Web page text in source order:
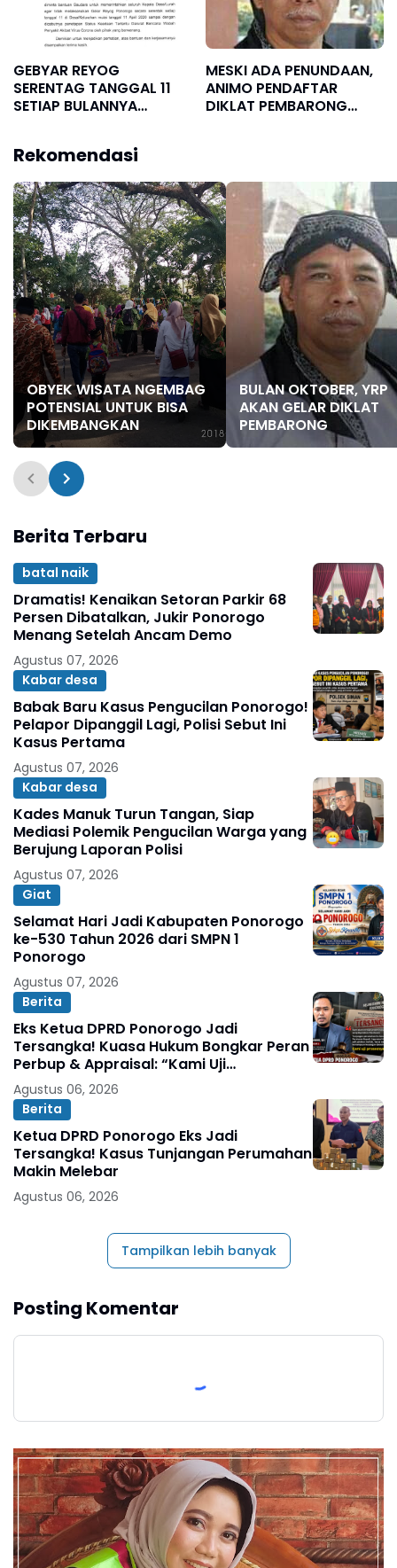
GEBYAR REYOG
SERENTAG TANGGAL 11
SETIAP BULANNYA
MESKI ADA PENUNDAAN,
ANIMO PENDAFTAR
DIKLAT PEMBARONG
Rekomendasi
OBYEK WISATA NGEMBAG
POTENSIAL UNTUK BISA
DIKEMBANGKAN
BULAN OKTOBER, YRP
AKAN GELAR DIKLAT
PEMBARONG
Berita Terbaru
batal naik
Dramatis! Kenaikan Setoran Parkir 68
Persen Dibatalkan, Jukir Ponorogo
Menang Setelah Ancam Demo
Agustus 07, 2026
Kabar desa
Babak Baru Kasus Pengucilan Ponorogo!
Pelapor Dipanggil Lagi, Polisi Sebut Ini
Kasus Pertama
Agustus 07, 2026
Kabar desa
Kades Manuk Turun Tangan, Siap
Mediasi Polemik Pengucilan Warga yang
Berujung Laporan Polisi
Agustus 07, 2026
Giat
Selamat Hari Jadi Kabupaten Ponorogo
ke-530 Tahun 2026 dari SMPN 1
Ponorogo
Agustus 07, 2026
Berita
Eks Ketua DPRD Ponorogo Jadi
Tersangka! Kuasa Hukum Bongkar Peran
Perbup & Appraisal: “Kami Uji
Prosesnya”
Agustus 06, 2026
Berita
Ketua DPRD Ponorogo Eks Jadi
Tersangka! Kasus Tunjangan Perumahan
Makin Melebar
Agustus 06, 2026
Tampilkan lebih banyak
Posting Komentar